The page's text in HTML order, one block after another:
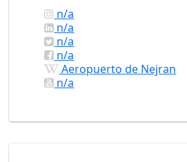
n/a
n/a
n/a
n/a
Aeropuerto de Nejran
n/a